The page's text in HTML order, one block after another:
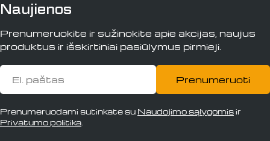
Naujienos
Prenumeruokite ir sužinokite apie akcijas, naujus
produktus ir išskirtiniai pasiūlymus pirmieji.
El.
paštas
Prenumeruoti
Prenumeruodami sutinkate su Naudojimo sąlygomisir
Privatumo politika